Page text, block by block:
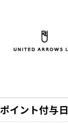
ポイント付与日